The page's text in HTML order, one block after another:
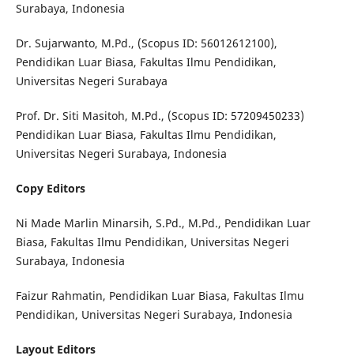
Surabaya, Indonesia
Dr. Sujarwanto, M.Pd., (Scopus ID: 56012612100),
Pendidikan Luar Biasa, Fakultas Ilmu Pendidikan,
Universitas Negeri Surabaya
Prof. Dr. Siti Masitoh, M.Pd., (Scopus ID: 57209450233)
Pendidikan Luar Biasa, Fakultas Ilmu Pendidikan,
Universitas Negeri Surabaya, Indonesia
Copy Editors
Ni Made Marlin Minarsih, S.Pd., M.Pd., Pendidikan Luar
Biasa, Fakultas Ilmu Pendidikan, Universitas Negeri
Surabaya, Indonesia
Faizur Rahmatin, Pendidikan Luar Biasa, Fakultas Ilmu
Pendidikan, Universitas Negeri Surabaya, Indonesia
Layout Editors